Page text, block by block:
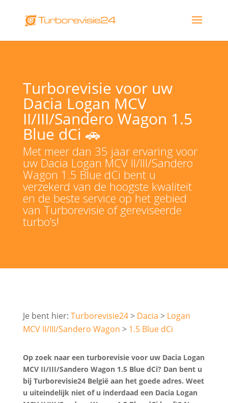
Turborevisie voor uw
Dacia Logan MCV
II/III/Sandero Wagon 1.5
Blue dCi 🚗
Met meer dan 35 jaar ervaring voor
uw Dacia Logan MCV II/III/Sandero
Wagon 1.5 Blue dCi bent u
verzekerd van de hoogste kwaliteit
en de beste service op het gebied
van Turborevisie of gereviseerde
turbo’s!
Turborevisie24 Dacia
Logan
MCV II/III/Sandero Wagon
1.5 Blue dCi
Op zoek naar een turborevisie voor uw Dacia Logan
MCV II/III/Sandero Wagon 1.5 Blue dCi? Dan bent u
bij Turborevisie24 België aan het goede adres. Weet
u uiteindelijk niet of u inderdaad een Dacia Logan